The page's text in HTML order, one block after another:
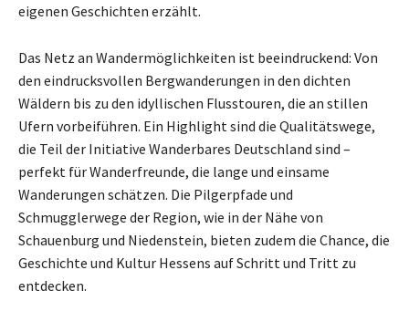
eigenen Geschichten erzählt.
Das Netz an Wandermöglichkeiten ist beeindruckend: Von
den eindrucksvollen Bergwanderungen in den dichten
Wäldern bis zu den idyllischen Flusstouren, die an stillen
Ufern vorbeiführen. Ein Highlight sind die Qualitätswege,
die Teil der Initiative Wanderbares Deutschland sind –
perfekt für Wanderfreunde, die lange und einsame
Wanderungen schätzen. Die Pilgerpfade und
Schmugglerwege der Region, wie in der Nähe von
Schauenburg und Niedenstein, bieten zudem die Chance, die
Geschichte und Kultur Hessens auf Schritt und Tritt zu
entdecken.